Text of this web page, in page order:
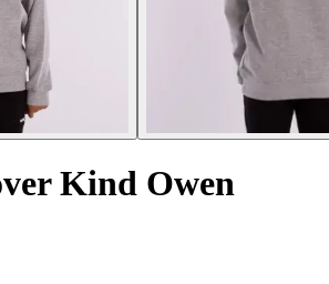
Kind Owen